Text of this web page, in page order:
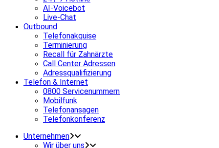
AI-Voicebot
Live-Chat
Outbound
Telefonakquise
Terminierung
Recall für Zahnärzte
Call Center Adressen
Adressqualifizierung
Telefon & Internet
0800 Servicenummern
Mobilfunk
Telefonansagen
Telefonkonferenz
Unternehmen
Wir über uns